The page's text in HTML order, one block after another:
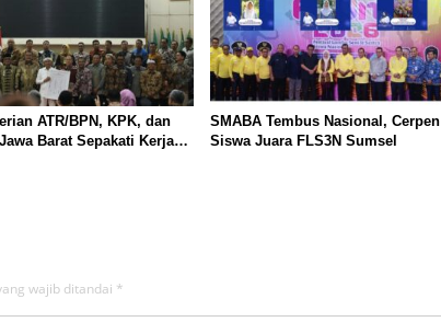
ATR/BPN, KPK, dan
Barat Sepakati Kerja
SMABA Tembus Nasional, Cerpen
Siswa Juara FLS3N Sumsel
wajib ditandai *